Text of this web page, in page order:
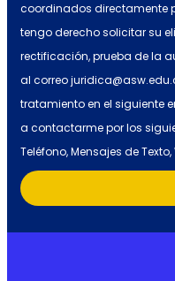
coordinados directamente
tengo derecho solicitar su
rectificación, prueba de la
al correo
tratamiento en el siguiente
a contactarme por los
Teléfono, Mensajes de